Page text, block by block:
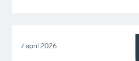
7 april 2026